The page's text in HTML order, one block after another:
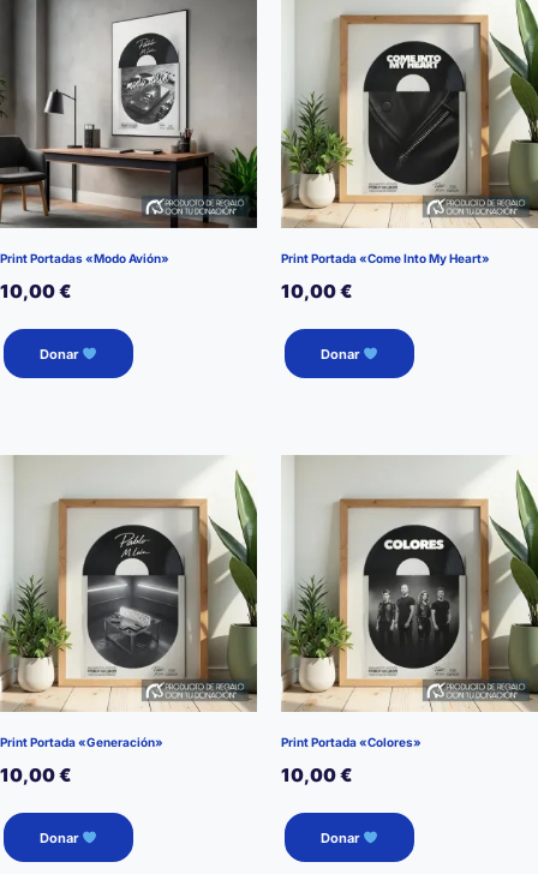
Print Portadas «Modo Avión»
10,00€
Donar
Print Portada «Come Into My Heart»
10,00€
Donar
Print Portada «Generación»
10,00€
Donar
Print Portada «Colores»
10,00€
Donar